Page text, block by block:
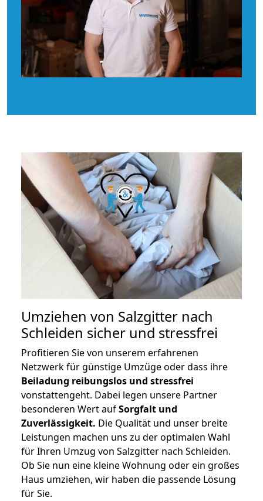
Umziehen von Salzgitter nach
Schleiden sicher und stressfrei
Profitieren Sie von unserem erfahrenen
Netzwerk für günstige Umzüge oder dass ihre
Beiladung reibungslos und stressfrei
vonstattengeht. Dabei legen unsere Partner
besonderen Wert aufSorgfalt und
Zuverlässigkeit. Die Qualität und unser breite
Leistungen machen uns zu der optimalen Wahl
für Ihren Umzug von Salzgitter nach Schleiden.
Ob Sie nun eine kleine Wohnung oder ein großes
Haus umziehen, wir haben die passende Lösung
für Sie.